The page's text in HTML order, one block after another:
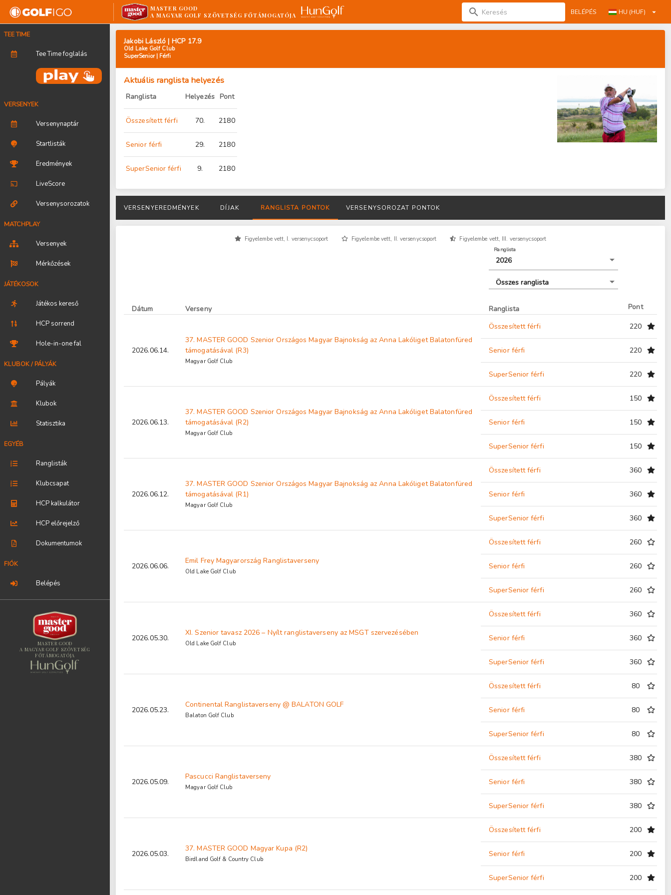
TEE TIME
Tee Time foglalás
VERSENYEK
Versenynaptár
Startlisták
Eredmények
LiveScore
Versenysorozatok
MATCHPLAY
Versenyek
Mérkőzések
JÁTÉKOSOK
Játékos kereső
HCP sorrend
Hole-in-one fal
KLUBOK / PÁLYÁK
Pályák
Klubok
Statisztika
EGYÉB
Ranglisták
Klubcsapat
HCP kalkulátor
HCP előrejelző
Dokumentumok
FIÓK
Belépés
MASTER GOOD
A MAGYAR GOLF SZÖVETSÉG
FŐTÁMOGATÓJA
MASTER GOOD
A MAGYAR GOLF SZÖVETSÉG FŐTÁMOGATÓJA
BELÉPÉS HU (HUF)
Jakobi László | HCP 17.9
Old Lake Golf Club
SuperSenior | Férfi
Aktuális ranglista helyezés
Ranglista Helyezés Pont
Összesített férfi 70. 2180
Senior férfi 29. 2180
SuperSenior férfi 9. 2180
VERSENYEREDMÉNYEK DÍJAK RANGLISTA PONTOK VERSENYSOROZAT PONTOK
Figyelembe vett, I. versenycsoport Figyelembe vett, II. versenycsoport Figyelembe vett, III. versenycsoport
Ranglista
2026
Összes ranglista
Dátum Verseny Ranglista Pont
2026.06.14.
37. MASTER GOOD Szenior Országos Magyar Bajnokság az Anna Lakóliget Balatonfüred
támogatásával (R3)
Magyar Golf Club
Összesített férfi 220
Senior férfi 220
SuperSenior férfi 220
2026.06.13.
37. MASTER GOOD Szenior Országos Magyar Bajnokság az Anna Lakóliget Balatonfüred
támogatásával (R2)
Magyar Golf Club
Összesített férfi 150
Senior férfi 150
SuperSenior férfi 150
2026.06.12.
37. MASTER GOOD Szenior Országos Magyar Bajnokság az Anna Lakóliget Balatonfüred
támogatásával (R1)
Magyar Golf Club
Összesített férfi 360
Senior férfi 360
SuperSenior férfi 360
2026.06.06.
Emil Frey Magyarország Ranglistaverseny
Old Lake Golf Club
Összesített férfi 260
Senior férfi 260
SuperSenior férfi 260
2026.05.30.
XI. Szenior tavasz 2026 – Nyílt ranglistaverseny az MSGT szervezésében
Old Lake Golf Club
Összesített férfi 360
Senior férfi 360
SuperSenior férfi 360
2026.05.23.
Continental Ranglistaverseny @ BALATON GOLF
Balaton Golf Club
Összesített férfi 80
Senior férfi 80
SuperSenior férfi 80
2026.05.09.
Pascucci Ranglistaverseny
Magyar Golf Club
Összesített férfi 380
Senior férfi 380
SuperSenior férfi 380
2026.05.03.
37. MASTER GOOD Magyar Kupa (R2)
Birdland Golf & Country Club
Összesített férfi 200
Senior férfi 200
SuperSenior férfi 200